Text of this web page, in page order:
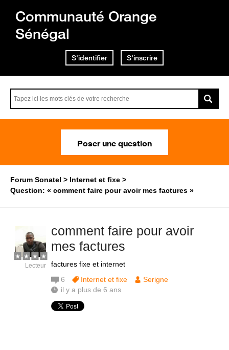
Communauté Orange
Sénégal
S'identifier S'inscrire
Poser une question
Forum Sonatel
Internet et fixe
Question: « comment faire pour avoir mes factures »
comment faire pour avoir
mes factures
factures fixe et internet
Lecteur
6 Internet et fixe
Serigne
il y a plus de 6 ans